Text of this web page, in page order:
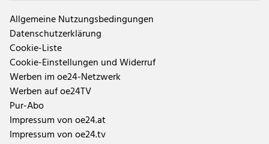
Allgemeine Nutzungsbedingungen
Datenschutzerklärung
Cookie-Liste
Cookie-Einstellungen und Widerruf
Werben im oe24-Netzwerk
Werben auf oe24TV
Pur-Abo
Impressum von oe24.at
Impressum von oe24.tv